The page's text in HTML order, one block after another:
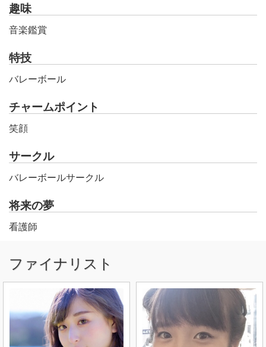
趣味
音楽鑑賞
特技
バレーボール
チャームポイント
笑顔
サークル
バレーボールサークル
将来の夢
看護師
ファイナリスト